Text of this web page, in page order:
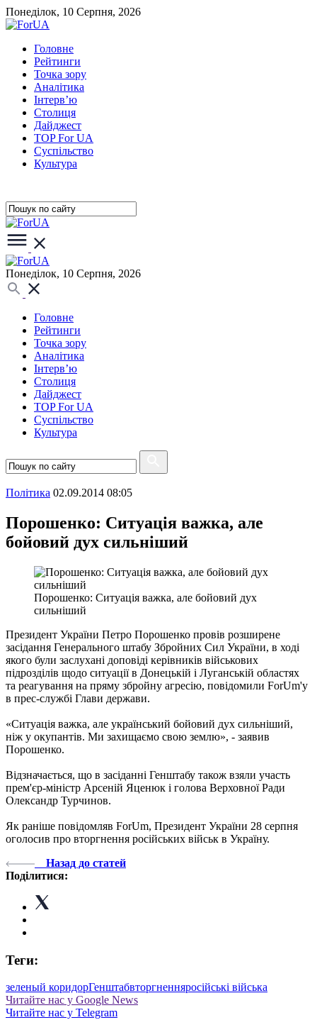
Понеділок, 10 Серпня, 2026
Головне
Рейтинги
Точка зору
Аналітика
Інтерв’ю
Столиця
Дайджест
TOP For UA
Суспiльство
Культура
Понеділок, 10 Серпня, 2026
Головне
Рейтинги
Точка зору
Аналітика
Інтерв’ю
Столиця
Дайджест
TOP For UA
Суспiльство
Культура
Полiтика 02.09.2014 08:05
Порошенко: Ситуація важка, але
бойовий дух сильніший
Порошенко: Ситуація важка, але бойовий дух
сильніший
Президент України Петро Порошенко провів розширене
засідання Генерального штабу Збройних Сил України, в ході
якого були заслухані доповіді керівників військових
підрозділів щодо ситуації в Донецькій і Луганській областях
та реагування на пряму збройну агресію, повідомили ForUm'у
в прес-службі Глави держави.
«Ситуація важка, але український бойовий дух сильніший,
ніж у окупантів. Ми захищаємо свою землю», - заявив
Порошенко.
Відзначається, що в засіданні Генштабу також взяли участь
прем'єр-міністр Арсеній Яценюк і голова Верховної Ради
Олександр Турчинов.
Як раніше повідомляв ForUm, Президент України 28 серпня
оголосив про вторгнення російських військ в Україну.
Назад до статей
Поділитися:
Теги:
зеленый коридорГенштабвторгненняросійські війська
Читайте нас у Google News
Читайте нас у Telegram